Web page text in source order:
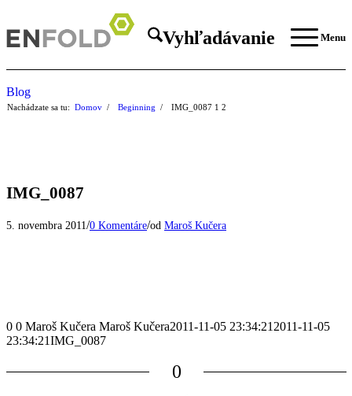
Vyhľadávanie Menu
Blog
Nachádzate sa tu: Domov 1
/ Beginning 2
/ IMG_0087
IMG_0087
5. novembra 2011/0 Komentáre/od Maroš Kučera
0 0 Maroš Kučera Maroš Kučera2011-11-05 23:34:21 2011-11-05
23:34:21IMG_0087
0